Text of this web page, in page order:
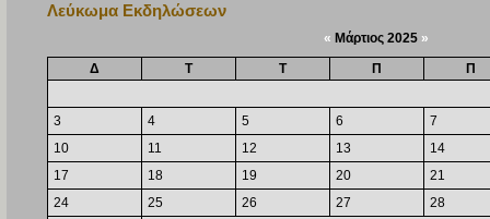
Λεύκωμα Εκδηλώσεων
« Μάρτιος 2025 »
Δ
Τ Τ Π Π
3 4 5 6
7
10
11 12 13
14
17
18 19 20
21
24
25 26 27
28